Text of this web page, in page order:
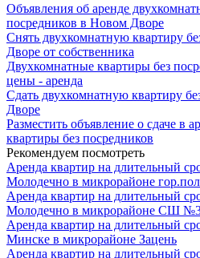
Объявления об аренде
посредников в Новом Дворе
Снять двухкомнатную квартиру
Дворе от собственника
Двухкомнатные квартиры без
цены - аренда
Сдать двухкомнатную квартиру
Дворе
Разместить объявление о сдаче в
квартиры без посредников
Рекомендуем посмотреть
Аренда квартир на длительный
Молодечно в микрорайоне
Аренда квартир на длительный
Молодечно в микрорайоне СШ
Аренда квартир на длительный
Минске в микрорайоне Зацень
Аренда квартир на длительный